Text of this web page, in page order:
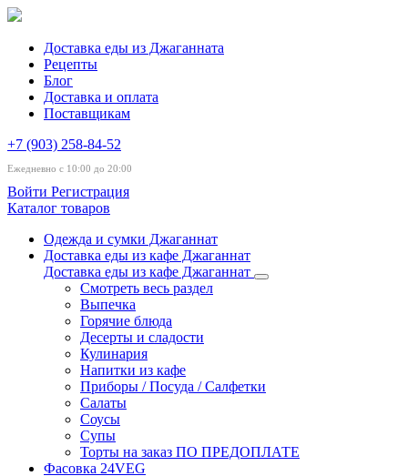
Доставка еды из Джаганната
Рецепты
Блог
Доставка и оплата
Поставщикам
+7 (903) 258-84-52
Ежедневно с 10:00 до 20:00
Войти Регистрация
Каталог товаров
Одежда и сумки Джаганнат
Доставка еды из кафе Джаганнат
Доставка еды из кафе Джаганнат
Смотреть весь раздел
Выпечка
Горячие блюда
Десерты и сладости
Кулинария
Напитки из кафе
Приборы / Посуда / Салфетки
Салаты
Соусы
Супы
Торты на заказ ПО ПРЕДОПЛАТЕ
Фасовка 24VEG